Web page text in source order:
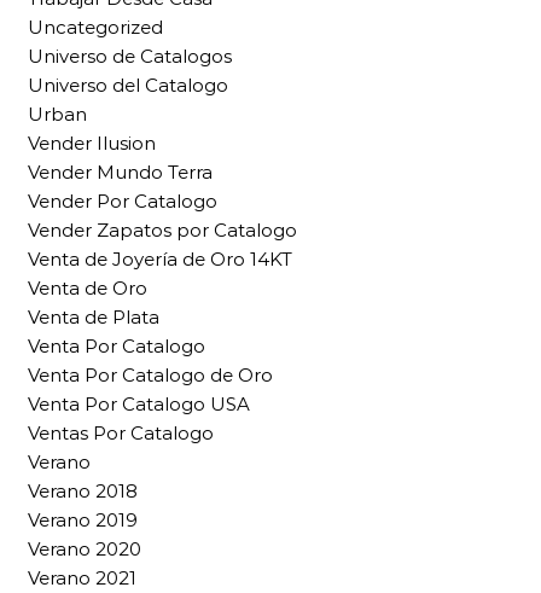
Uncategorized
Universo de Catalogos
Universo del Catalogo
Urban
Vender Ilusion
Vender Mundo Terra
Vender Por Catalogo
Vender Zapatos por Catalogo
Venta de Joyería de Oro 14KT
Venta de Oro
Venta de Plata
Venta Por Catalogo
Venta Por Catalogo de Oro
Venta Por Catalogo USA
Ventas Por Catalogo
Verano
Verano 2018
Verano 2019
Verano 2020
Verano 2021